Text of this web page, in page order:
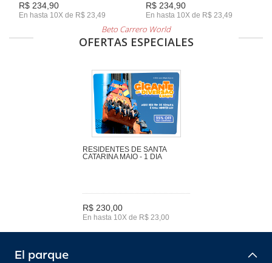
R$ 234,90
En hasta 10X de R$ 23,49
R$ 234,90
En hasta 10X de R$ 23,49
Beto Carrero World
OFERTAS ESPECIALES
RESIDENTES DE SANTA
CATARINA MAIO - 1 DIA
R$ 230,00
En hasta 10X de R$ 23,00
El parque